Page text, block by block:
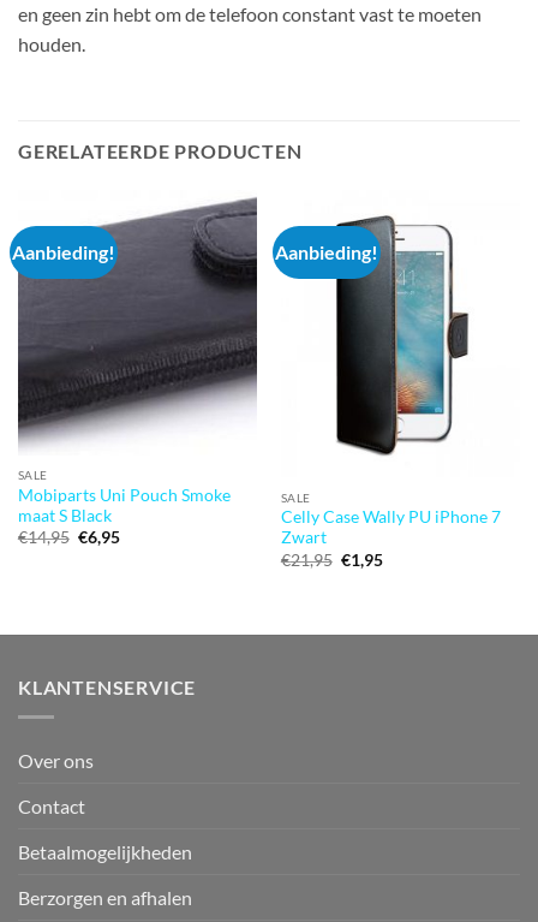
en geen zin hebt om de telefoon constant vast te moeten
houden.
GERELATEERDE PRODUCTEN
Aanbieding!
SALE
Mobiparts Uni Pouch Smoke
maat S Black
€14,95 Oorspronkelijke
prijs
€6,95Huidige
Aanbieding!
SALE
Celly Case Wally PU iPhone 7
Zwart
€21,95 Oorspronkelijke
prijs
€1,95Huidige
KLANTENSERVICE
Over ons
Contact
Betaalmogelijkheden
Berzorgen en afhalen